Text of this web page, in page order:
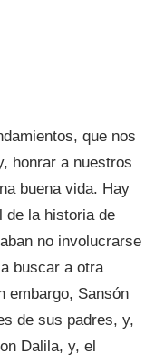
que nos
honrar a nuestros
buena vida. Hay
de la historia de
no involucrarse
buscar a otra
embargo, Sansón
de sus padres, y,
Dalila, y, el